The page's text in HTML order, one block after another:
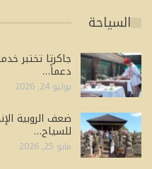
السياحة
جاكرتا تختبر
دعماً…
يوليو 24, 2026
ضعف الروبية
للسياح…
مايو 25, 2026